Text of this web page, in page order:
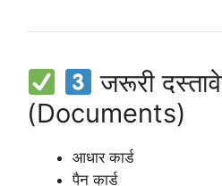
जरूरी
(Documents)
आधार कार्ड
पैन कार्ड